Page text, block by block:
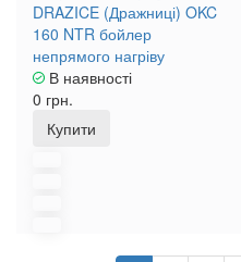
DRAZICE (Дражниці) OKC
160 NTR бойлер
непрямого нагріву
В наявності
0 грн.
Купити